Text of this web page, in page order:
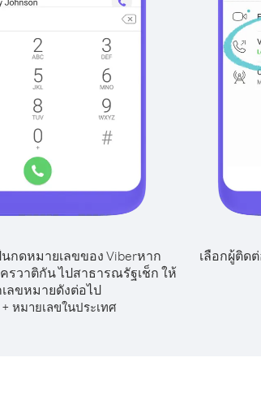
กดหมายเลขของ Viberหาก
รวาติกัน ไปสาธารณรัฐเช็ก ให้
เลขหมายดังต่อไป
+ หมายเลขในประเทศ
เลือกผู้ติด